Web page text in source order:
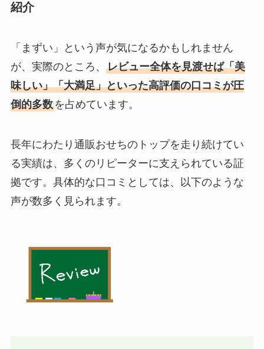
紹介
「まずい」という声が気になるかもしれません
が、実際のところ、 レビュー全体を見渡せば「美
味しい」「大満足」といった高評価の口コミが圧
倒的多数を占めています。
長年にわたり通販おせちのトップを走り続けてい
る実績は、多くのリピーターに支えられている証
拠です。具体的な口コミとしては、以下のような
声が数多く見られます。